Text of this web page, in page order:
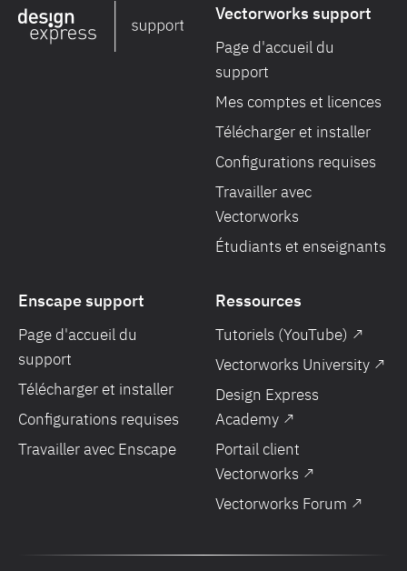
Vectorworks support
Page d'accueil du
support
Mes comptes et licences
Télécharger et installer
Configurations requises
Travailler avec
Vectorworks
Étudiants et enseignants
Enscape support
Page d'accueil du
support
Télécharger et installer
Configurations requises
Travailler avec Enscape
Ressources
Tutoriels (YouTube) ↗
Vectorworks University ↗
Design Express
Academy ↗
Portail client
Vectorworks ↗
Vectorworks Forum ↗